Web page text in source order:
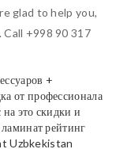
glad to help you,
+998 90 317